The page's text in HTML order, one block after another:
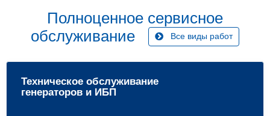
Полноценное сервисное
обслуживание
Все виды работ
Техническое обслуживание
генераторов и ИБП